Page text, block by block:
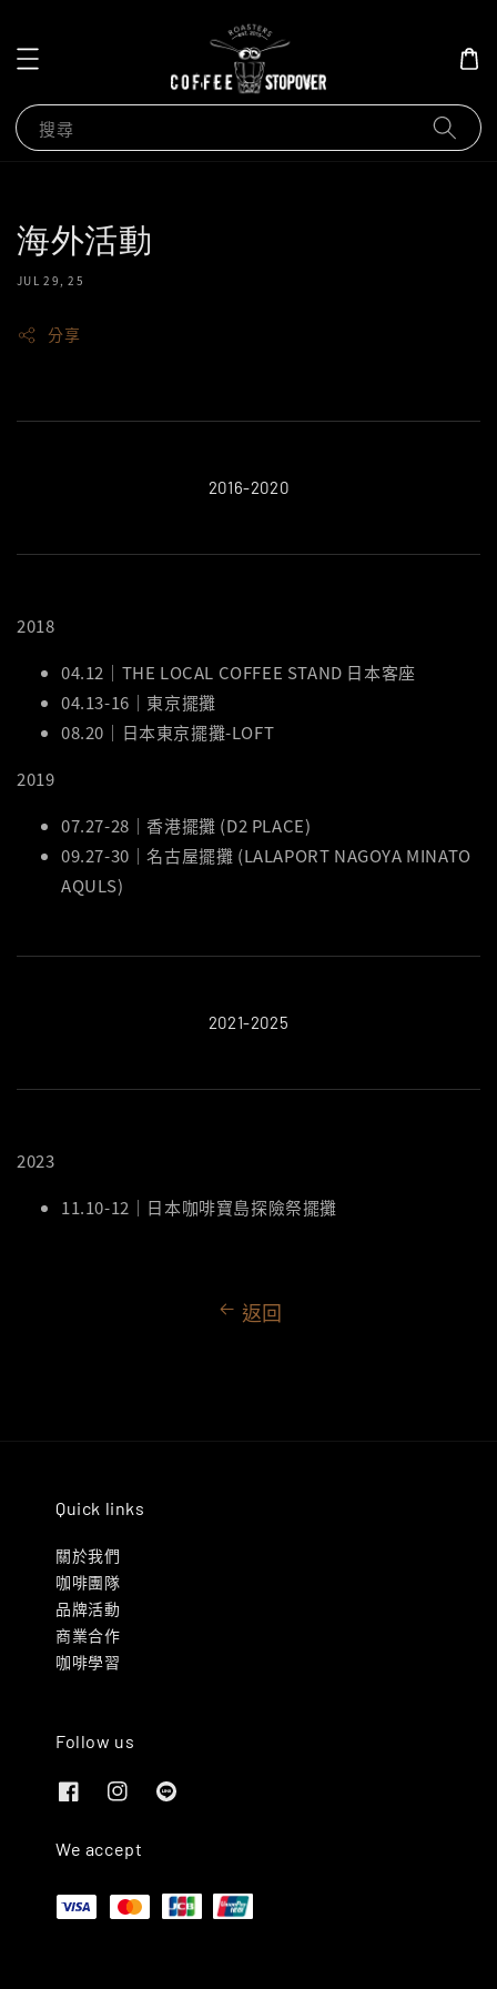
搜尋
海外活動
JUL 29, 25
分享
2016-2020
2018
04.12｜THE LOCAL COFFEE STAND 日本客座
04.13-16｜東京擺攤
08.20｜日本東京擺攤-LOFT
2019
07.27-28｜香港擺攤 (D2 PLACE)
09.27-30｜名古屋擺攤 (LALAPORT NAGOYA MINATO
AQULS)
2021-2025
2023
11.10-12｜日本咖啡寶島探險祭擺攤
返回
Quick links
關於我們
咖啡團隊
品牌活動
商業合作
咖啡學習
Follow us
We accept